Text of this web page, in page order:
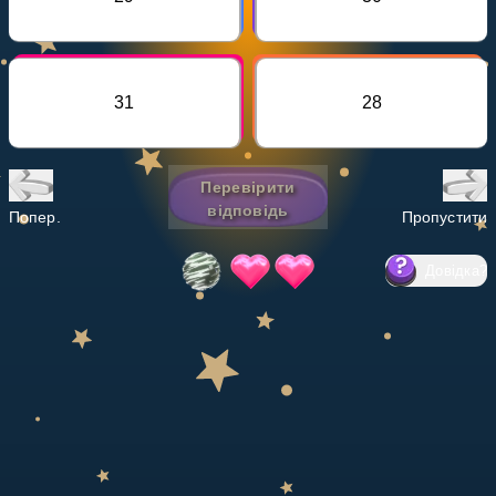
НАВЧАЛЬНИЙ ПЛАН
31 28
Попер.
Перевірити
відповідь
Пропустити
?